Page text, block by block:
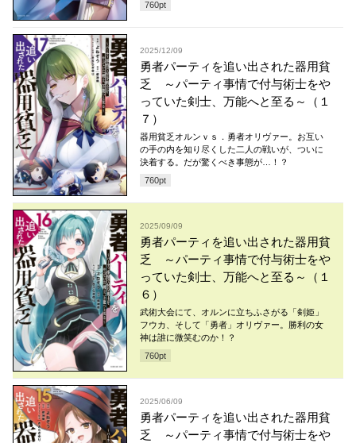
760pt
2025/12/09
勇者パーティを追い出された器用貧
乏 ～パーティ事情で付与術士をや
っていた剣士、万能へと至る～（１
７）
器用貧乏オルンｖｓ．勇者オリヴァー。お互い
の手の内を知り尽くした二人の戦いが、ついに
決着する。だが驚くべき事態が…！？
760pt
2025/09/09
勇者パーティを追い出された器用貧
乏 ～パーティ事情で付与術士をや
っていた剣士、万能へと至る～（１
６）
武術大会にて、オルンに立ちふさがる「剣姫」
フウカ、そして「勇者」オリヴァー。勝利の女
神は誰に微笑むのか！？
760pt
2025/06/09
勇者パーティを追い出された器用貧
乏 ～パーティ事情で付与術士をや